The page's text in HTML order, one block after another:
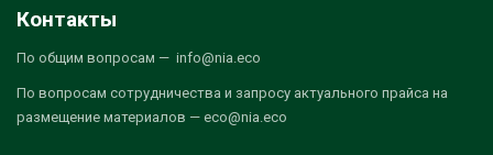
Контакты
По общим вопросам — info@nia.eco
По вопросам сотрудничества и запросу актуального прайса на
размещение материалов — eco@nia.eco